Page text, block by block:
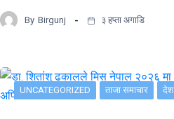
By Birgunj ३ हप्ता अगाडि
UNCATEGORIZED ताजा समाचार देश